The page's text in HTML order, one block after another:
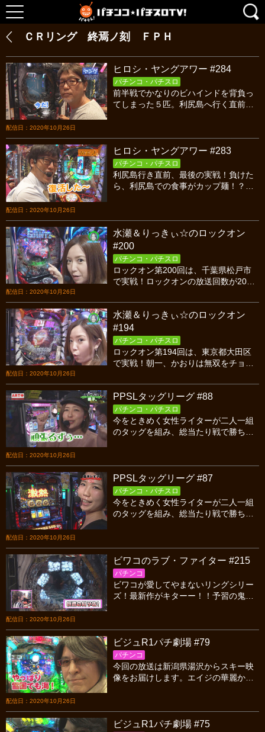
ＣＲリング 終焉ノ刻 ＦＰＨ
配信日：2020年10月26日
ヒロシ・ヤングアワー #284
パチンコ・パチスロ
前半戦でかなりのビハインドを背負っ
てしまった５匹。利尻島へ行く直前
いとウニ食べられませんよ！
配信日：2020年10月26日
ヒロシ・ヤングアワー #283
パチンコ・パチスロ
利尻島行き直前、最後の実戦！負けた
ら、利尻島での食事がカップ麺！？勝
掴めるのか！？
配信日：2020年10月26日
水瀬＆りっきぃ☆のロックオン
#200
パチンコ・パチスロ
ロックオン第200回は、千葉県松戸市
で実戦！ロックオンの放送回数が200
の祝杯を上げることは出来るのか！？
お楽しみに！
配信日：2020年10月26日
水瀬＆りっきぃ☆のロックオン
#194
パチンコ・パチスロ
ロックオン第194回は、東京都大田区
で実戦！朝一、かおりは無双をチョイ
スタート！この選択が勝利のカギとな
るのか！？お楽しみに！
配信日：2020年10月26日
PPSLタッグリーグ #88
パチンコ・パチスロ
今をときめく女性ライターが二人一組
のタッグを組み、総当たり戦で勝ち点
配信日：2020年10月26日
PPSLタッグリーグ #87
パチンコ・パチスロ
今をときめく女性ライターが二人一組
のタッグを組み、総当たり戦で勝ち点
配信日：2020年10月26日
ビワコのラブ・ファイター #215
パチンコ
ビワコが愛してやまないリングシリー
ズ！最新作がキターー！！予習の鬼と
とあるお知らせも？？
配信日：2020年10月26日
ビジュR1パチ劇場 #79
パチンコ
今回の放送は新潟県湯沢からスキー映
像をお届けします。エイジの華麗かつ
つダイナミックな…。
ビジュR1パチ劇場 #75